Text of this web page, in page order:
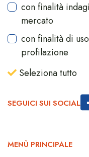
con finalità
mercato
con finalità di
profilazione
Seleziona tutto
SEGUICI SUI SOCIAL
MENÙ PRINCIPALE